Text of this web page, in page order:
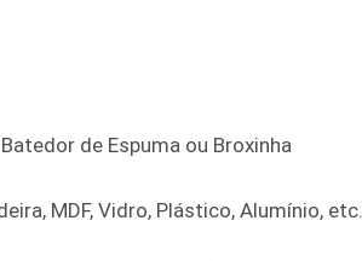
de Espuma ou Broxinha
MDF, Vidro, Plástico, Alumínio, etc.